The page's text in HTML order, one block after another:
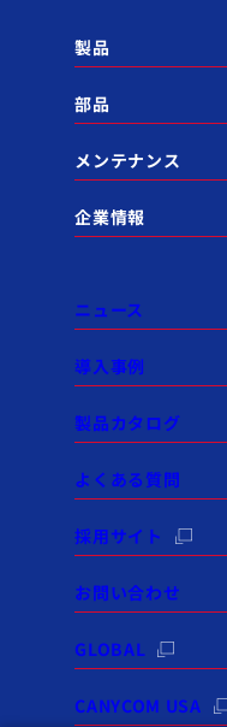
製品
部品
メンテナンス
企業情報
ニュース
導入事例
製品カタログ
よくある質問
採用サイト
お問い合わせ
GLOBAL
CANYCOM USA